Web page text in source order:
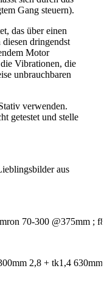
Gang steuern).
das über einen
dringendst
Motor
Vibrationen, die
unbrauchbaren
verwenden.
getestet und stelle
aus
70-300 @375mm ;
2,8 + tk1,4